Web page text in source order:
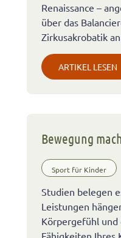
Renaissance –
über das
Zirkusakrobatik
ARTIKEL LESEN
Bewegung
Sport für Kinder
Studien belegen
Leistungen
Körpergefühl